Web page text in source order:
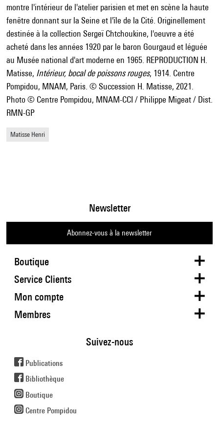
montre l'intérieur de l'atelier parisien et met en scène la haute
fenêtre donnant sur la Seine et l'île de la Cité. Originellement
destinée à la collection Sergeï Chtchoukine, l'oeuvre a été
acheté dans les années 1920 par le baron Gourgaud et léguée
au Musée national d'art moderne en 1965. REPRODUCTION H.
Matisse, Intérieur, bocal de poissons rouges, 1914. Centre
Pompidou, MNAM, Paris. © Succession H. Matisse, 2021.
Photo © Centre Pompidou, MNAM-CCI / Philippe Migeat / Dist.
RMN-GP
Matisse Henri
Boutique
Newsletter
Abonnez-vous à la newsletter
Service Clients
Mon compte
Membres
Suivez-nous
Publications
Bibliothèque
Boutique
Centre Pompidou